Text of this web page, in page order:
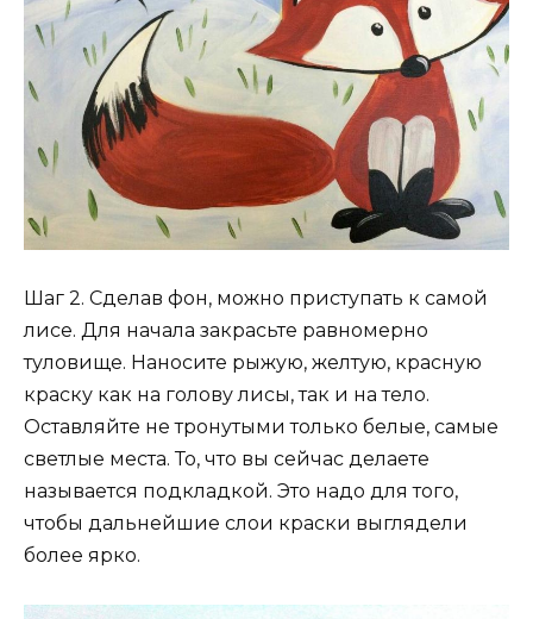
Шаг 2. Сделав фон, можно приступать к самой
лисе. Для начала закрасьте равномерно
туловище. Наносите рыжую, желтую, красную
краску как на голову лисы, так и на тело.
Оставляйте не тронутыми только белые, самые
светлые места. То, что вы сейчас делаете
называется подкладкой. Это надо для того,
чтобы дальнейшие слои краски выглядели
более ярко.